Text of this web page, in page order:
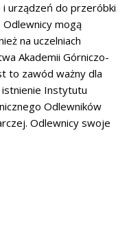
urządzeń do przeróbki
Odlewnicy mogą
na uczelniach
Akademii Górniczo-
to zawód ważny dla
istnienie Instytutu
Odlewników
Odlewnicy swoje